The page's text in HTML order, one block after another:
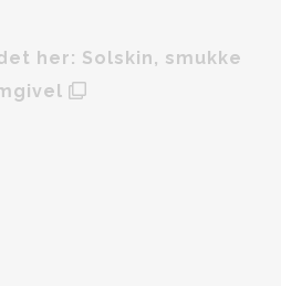
her: Solskin, smukke